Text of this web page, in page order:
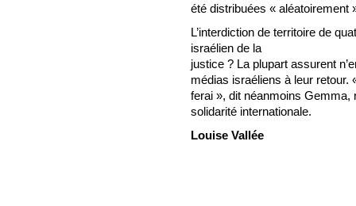
été distribuées « aléatoirement
L’interdiction de territoire de
israélien de la
justice ? La plupart assurent
médias israéliens à leur retour.
ferai », dit néanmoins Gemma,
solidarité internationale.
Louise Vallée